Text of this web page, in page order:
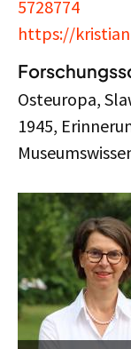
5728774
https://
Osteuropa,
1945,